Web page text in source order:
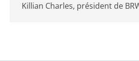
Killian Charles, président de